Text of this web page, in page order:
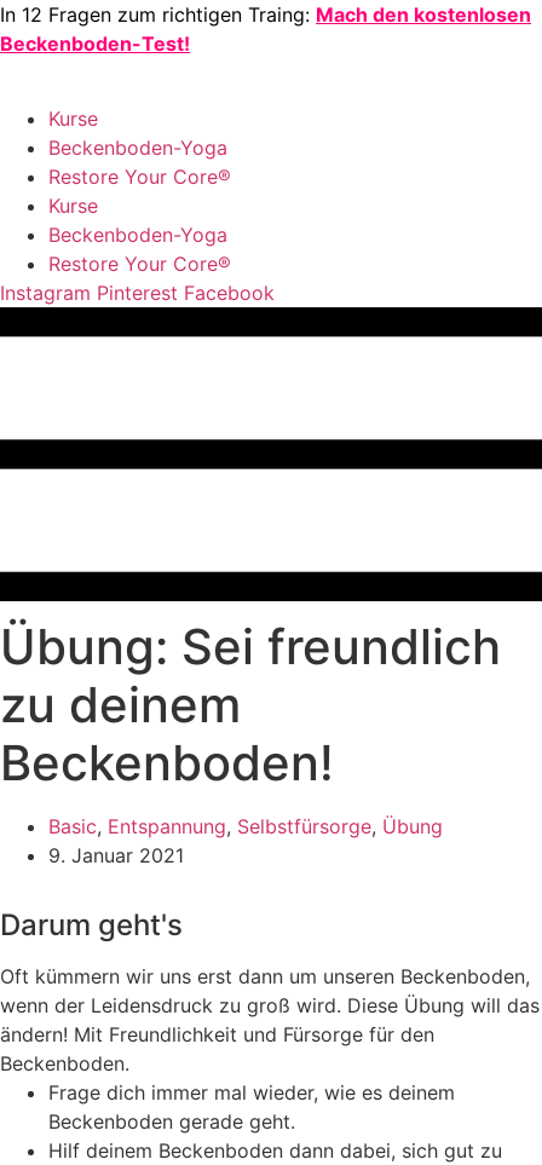
Zum
Inhalt
In 12 Fragen zum richtigen Traing: Mach den kostenlosen
Beckenboden-Test!
Kurse
Becken­boden-Yoga
Restore Your Core®
Kurse
Becken­boden-Yoga
Restore Your Core®
Instagram Pinterest Facebook
Übung: Sei freundlich
zu deinem
Beckenboden!
Basic, Entspannung, Selbstfürsorge, Übung
9. Januar 2021
Darum geht's
Oft kümmern wir uns erst dann um unseren Beckenboden,
wenn der Leidensdruck zu groß wird. Diese Übung will das
ändern! Mit Freundlichkeit und Fürsorge für den
Beckenboden.
Frage dich immer mal wieder, wie es deinem
Beckenboden gerade geht.
Hilf deinem Beckenboden dann dabei, sich gut zu